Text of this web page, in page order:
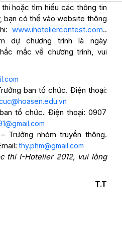
hoặc tìm hiểu các thông tin
bạn có thể vào website thông
www.ihoteliercontest.com..
dự chương trình là ngày
mắc về chương trình, vui
ban tổ chức. Điện thoại:
tổ chức. Điện thoại: 0907
Trưởng nhóm truyền thông.
thy.phm@gmail.com
thi I-Hotelier 2012, vui lòng
T.T